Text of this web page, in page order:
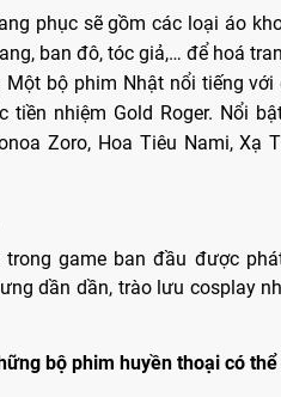
phục sẽ gồm các loại áo
ban đô, tóc giả,… để hoá
Một bộ phim Nhật nổi tiếng
tiền nhiệm Gold Roger. Nổi
Zoro, Hoa Tiêu Nami, Xạ
game ban đầu được
dần dần, trào lưu cosplay
bộ phim huyền thoại có